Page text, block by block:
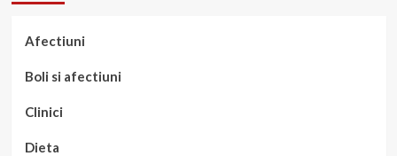
Afectiuni
Boli si afectiuni
Clinici
Dieta